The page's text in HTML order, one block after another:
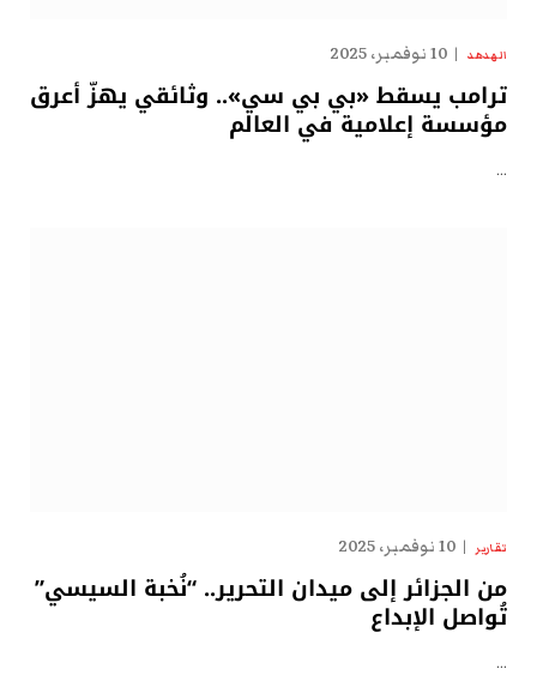
الهدهد 10 نوفمبر، 2025
ترامب يسقط «بي بي سي».. وثائقي يهزّ أعرق
مؤسسة إعلامية في العالم
…
تقارير 10 نوفمبر، 2025
من الجزائر إلى ميدان التحرير.. “نُخبة السيسي”
تُواصل الإبداع
…